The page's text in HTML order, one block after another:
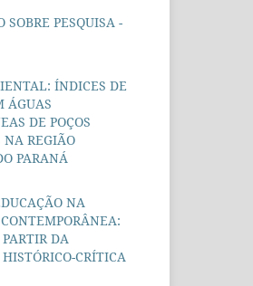
SOBRE PESQUISA -
ÍNDICES DE
ÁGUAS
DE POÇOS
NA REGIÃO
PARANÁ
NA
DA
CRÍTICA